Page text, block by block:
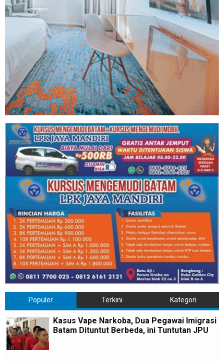
Populer Terkini Kategori
Kasus Vape Narkoba, Dua Pegawai Imigrasi
Batam Dituntut Berbeda, ini Tuntutan JPU